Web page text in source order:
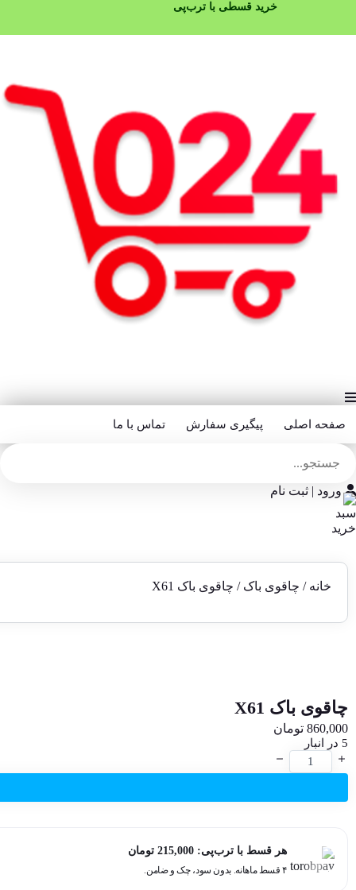
خرید قسطی با ترب‌پی
صفحه اصلی پیگیری سفارش تماس با ما
ورود | ثبت نام
خانه / چاقوی باک / چاقوی باک X61
چاقوی باک X61
860,000 تومان
5 در انبار
چاقوی
باک
عدد
هر قسط با ترب‌پی: 215,000 تومان
۴ قسط ماهانه. بدون سود، چک و ضامن.